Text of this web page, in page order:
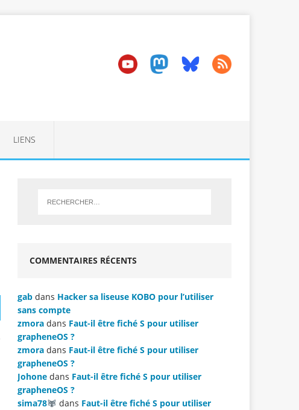
LIENS
COMMENTAIRES RÉCENTS
gab dans Hacker sa liseuse KOBO pour l’utiliser
sans compte
zmora dans Faut-il être fiché S pour utiliser
grapheneOS ?
zmora dans Faut-il être fiché S pour utiliser
grapheneOS ?
Johone dans Faut-il être fiché S pour utiliser
grapheneOS ?
sima78
dans Faut-il être fiché S pour utiliser